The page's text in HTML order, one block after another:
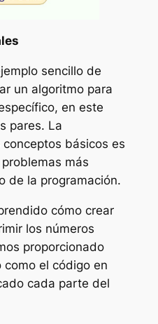
sencillo de
un algoritmo para
en este
pares. La
básicos es
más
de la programación.
cómo crear
los números
proporcionado
el código en
cada parte del